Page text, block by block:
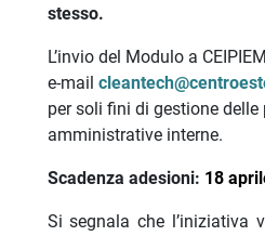
stesso.
L’invio del Modulo a
e-mail
per soli fini di gestione delle
amministrative interne.
Scadenza adesioni: 18
Si segnala che l’iniziativa